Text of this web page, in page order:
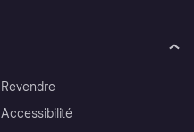
Revendre
Accessibilité